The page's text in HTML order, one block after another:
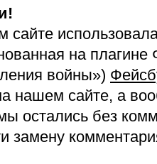
на
войны»)
нашем сайте, а
остались без
замену